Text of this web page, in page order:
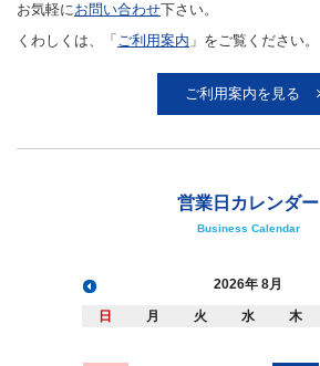
お気軽にお問い合わせ下さい。
くわしくは、「 ご利用案内 」をご覧ください。
ご利用案内を見る
営業日カレンダー
Business Calendar
2026 8月
日 月 火 水 木